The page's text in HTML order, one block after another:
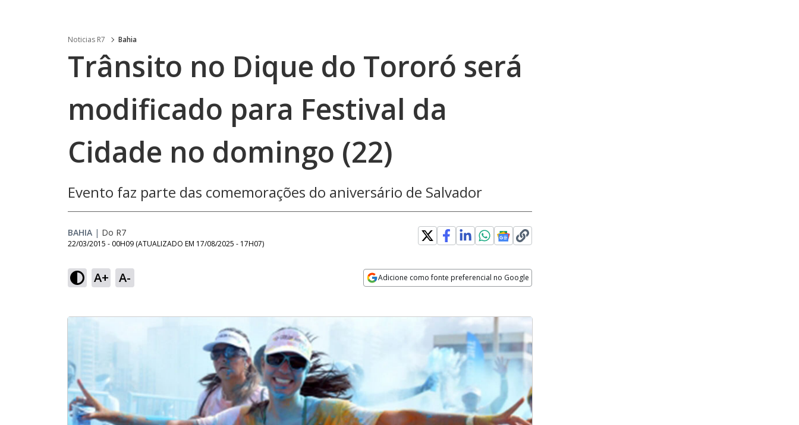
Noticias R7 Bahia
Trânsito no Dique do Tororó será
modificado para Festival da
Cidade no domingo (22)
Evento faz parte das comemorações do aniversário de Salvador
BAHIA | Do R7
22/03/2015 - 00H09 (ATUALIZADO EM 17/08/2025 - 17H07)
A+ A- Adicione como fonte preferencial no Google